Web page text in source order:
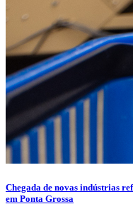
Chegada de novas indústrias
em Ponta Grossa